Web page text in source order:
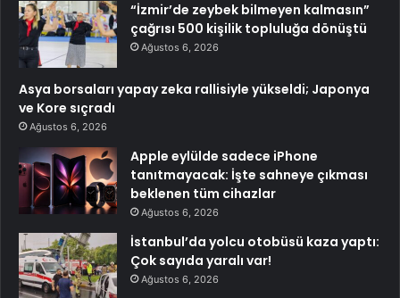
“İzmir’de zeybek bilmeyen kalmasın”
çağrısı 500 kişilik topluluğa dönüştü
Ağustos 6, 2026
Asya borsaları yapay zeka rallisiyle yükseldi; Japonya
ve Kore sıçradı
Ağustos 6, 2026
Apple eylülde sadece iPhone
tanıtmayacak: İşte sahneye çıkması
beklenen tüm cihazlar
Ağustos 6, 2026
İstanbul’da yolcu otobüsü kaza yaptı:
Çok sayıda yaralı var!
Ağustos 6, 2026